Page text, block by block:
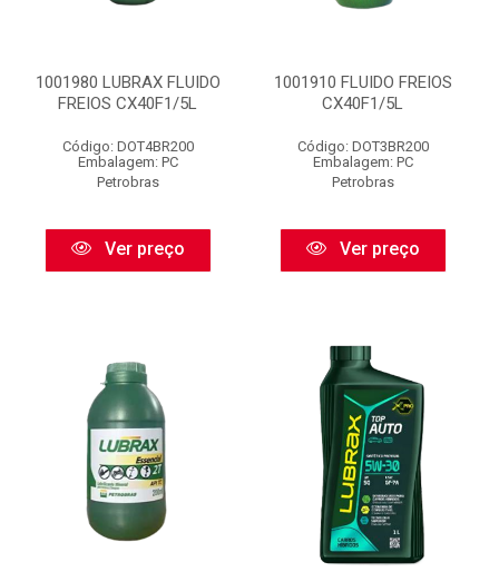
1001980 LUBRAX FLUIDO
FREIOS CX40F1/5L
Código: DOT4BR200
Embalagem: PC
Petrobras
Ver preço
1001910 FLUIDO FREIOS
CX40F1/5L
Código: DOT3BR200
Embalagem: PC
Petrobras
Ver preço